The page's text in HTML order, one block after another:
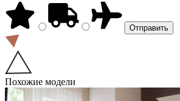
Похожие модели